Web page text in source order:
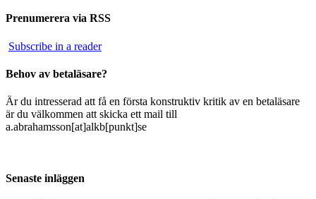
Prenumerera via RSS
Subscribe in a reader
Behov av betaläsare?
Är du intresserad att få en första konstruktiv kritik av en betaläsare
är du välkommen att skicka ett mail till
a.abrahamsson[at]alkb[punkt]se
Senaste inläggen